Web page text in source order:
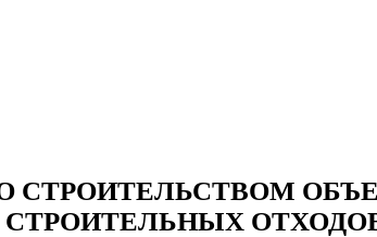
СТРОИТЕЛЬСТВОМ
СТРОИТЕЛЬНЫХ